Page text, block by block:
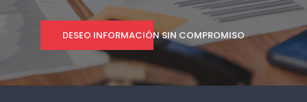
DESEO INFORMACIÓN SIN COMPROMISO